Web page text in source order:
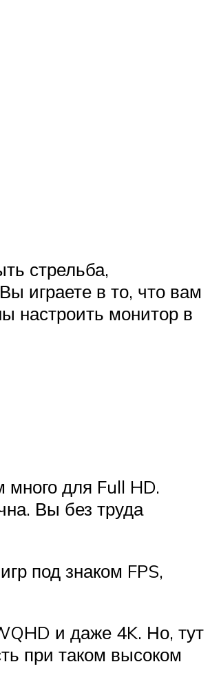
стрельба,
играете в то, что вам
настроить монитор в
много для Full HD.
Вы без труда
под знаком FPS,
и даже 4K. Но, тут
при таком высоком